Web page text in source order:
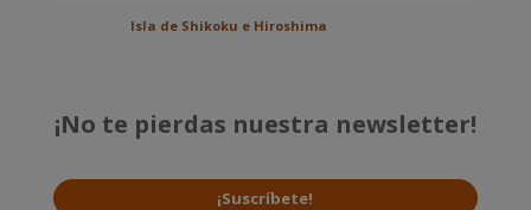
Isla de Shikoku e Hiroshima
¡No te pierdas nuestra newsletter!
¡Suscríbete!